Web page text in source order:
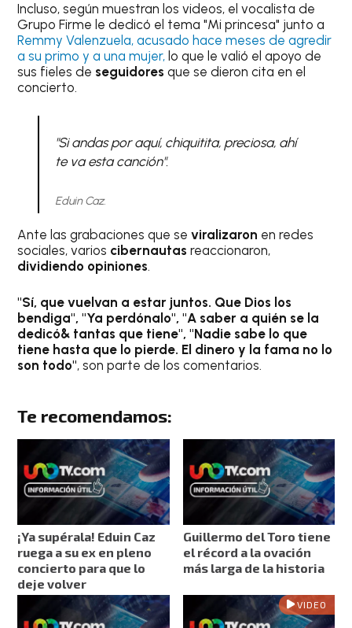
Incluso, según muestran los videos, el vocalista de
Grupo Firme le dedicó el tema "Mi princesa" junto a
Remmy Valenzuela, acusado hace meses de agredir
a su primo y a una mujer, lo que le valió el apoyo de
sus fieles de seguidoresque se dieron cita en el
concierto.
"Si andas por aquí, chiquitita, preciosa, ahí
te va esta canción".
Eduin Caz.
Ante las grabaciones que seviralizaron en redes
sociales, varios cibernautasreaccionaron,
dividiendo opiniones.
"Sí, que vuelvan a estar juntos. Que Dios los
bendiga", "Ya perdónalo", "A saber a quién se la
dedicó& tantas que tiene", "Nadie sabe lo que
tiene hasta que lo pierde. El dinero y la fama no lo
son todo", son parte de los comentarios.
Te recomendamos:
¡Ya supérala! Eduin Caz
ruega a su ex en pleno
concierto para que lo
deje volver
Guillermo del Toro tiene
el récord a la ovación
más larga de la historia
VIDEO